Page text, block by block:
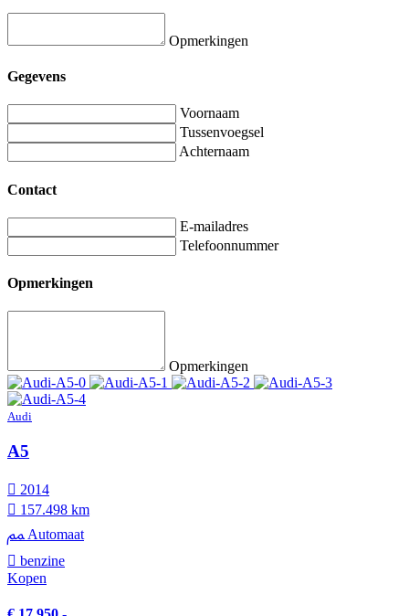
Opmerkingen
Gegevens
Voornaam
Tussenvoegsel
Achternaam
Contact
E-mailadres
Telefoonnummer
Opmerkingen
Opmerkingen
Audi
A5
2014
157.498 km
Automaat
benzine
Kopen